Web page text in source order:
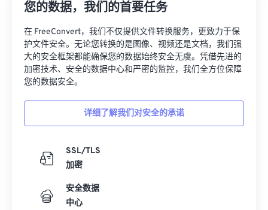
您的数据，我们的首要任务
在 FreeConvert，我们不仅提供文件转换服务，更致力于保
护文件安全。无论您转换的是图像、视频还是文档，我们强
大的安全框架都能确保您的数据始终安全无虞。凭借先进的
加密技术、安全的数据中心和严密的监控，我们全方位保障
您的数据安全。
详细了解我们对安全的承诺
SSL/TLS
加密
安全数据
中心